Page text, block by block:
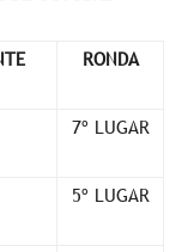
RONDA
7º LUGAR
5º LUGAR